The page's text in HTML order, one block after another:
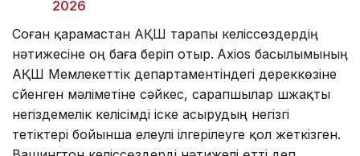
— DDF NEWS (@ddfmarketing1)
2026
Соған қарамастан АҚШ тарапы келіссөздердің
нәтижесіне оң баға беріп отыр. Axios басылымының
АҚШ Мемлекеттік департаментіндегі дереккөзіне
сүйенген мәліметіне сәйкес, сарапшылар үшжақты
негіздемелік келісімді іске асырудың негізгі